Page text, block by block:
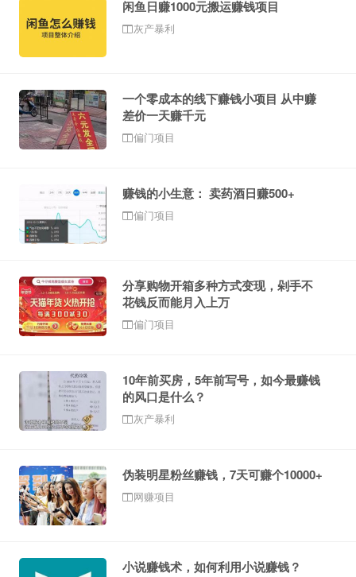
闲鱼日赚1000元搬运赚钱项目
灰产暴利
一个零成本的线下赚钱小项目 从中赚
差价一天赚千元
偏门项目
赚钱的小生意： 卖药酒日赚500+
偏门项目
分享购物开箱多种方式变现，剁手不
花钱反而能月入上万
偏门项目
10年前买房，5年前写号，如今最赚钱
的风口是什么？
灰产暴利
伪装明星粉丝赚钱，7天可赚个10000+
网赚项目
小说赚钱术，如何利用小说赚钱？